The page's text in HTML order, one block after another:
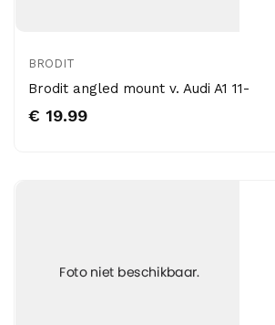
BRODIT
Brodit angled mount v. Audi A1 11-
€ 19.99